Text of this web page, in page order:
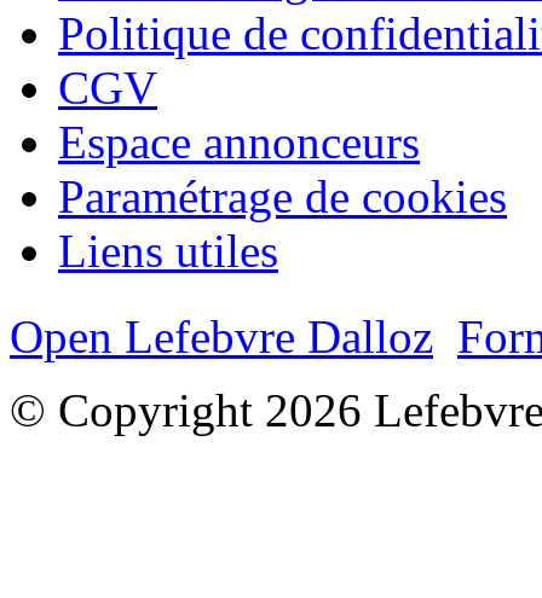
Politique de
CGV
Espace annonceurs
Paramétrage de cookies
Liens utiles
Open Lefebvre Dalloz
© Copyright 2026